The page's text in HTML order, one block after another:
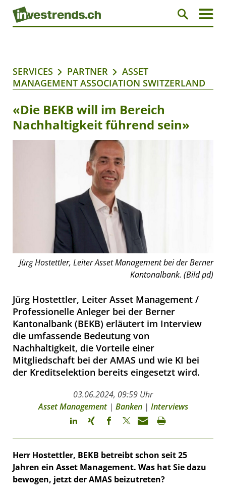
SERVICES PARTNER
ASSET
MANAGEMENT ASSOCIATION SWITZERLAND
«Die BEKB will im Bereich
Nachhaltigkeit führend sein»
Jürg Hostettler, Leiter Asset Management bei der Berner
Kantonalbank. (Bild pd)
Jürg Hostettler, Leiter Asset Management /
Professionelle Anleger bei der Berner
Kantonalbank (BEKB) erläutert im Interview
die umfassende Bedeutung von
Nachhaltigkeit, die Vorteile einer
Mitgliedschaft bei der AMAS und wie KI bei
der Kreditselektion bereits eingesetzt wird.
03.06.2024, 09:59 Uhr
Asset Management| Banken| Interviews
Herr Hostettler, BEKB betreibt schon seit 25
Jahren ein Asset Management. Was hat Sie dazu
bewogen, jetzt der AMAS beizutreten?